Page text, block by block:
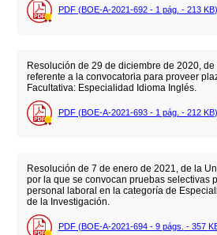
PDF (BOE-A-2021-692 - 1 pág. - 213 KB)
Resolución de 29 de diciembre de 2020, de
referente a la convocatoria para proveer
Facultativa: Especialidad Idioma Inglés.
PDF (BOE-A-2021-693 - 1 pág. - 212 KB)
Resolución de 7 de enero de 2021, de la
por la que se convocan pruebas selectivas
personal laboral en la categoría de
de la Investigación.
PDF (BOE-A-2021-694 - 9 págs. - 357